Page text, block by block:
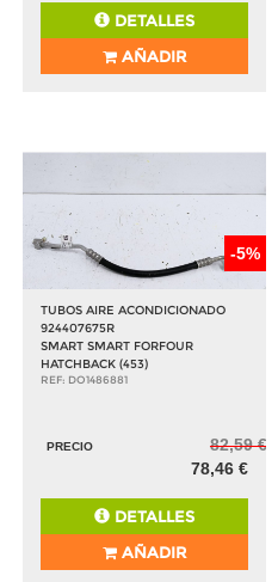
DETALLES
AÑADIR
-5%
TUBOS AIRE ACONDICIONADO
924407675R
SMART SMART FORFOUR
HATCHBACK (453)
REF: DO1486881
PRECIO
82,59 €
78,46 €
DETALLES
AÑADIR